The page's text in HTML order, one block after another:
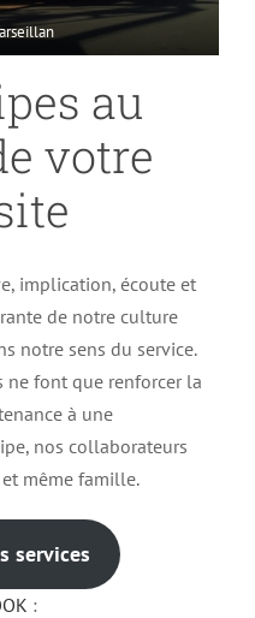
au
votre
implication, écoute et
de notre culture
notre sens du service.
ne font que renforcer la
à une
nos collaborateurs
même famille.
services
: